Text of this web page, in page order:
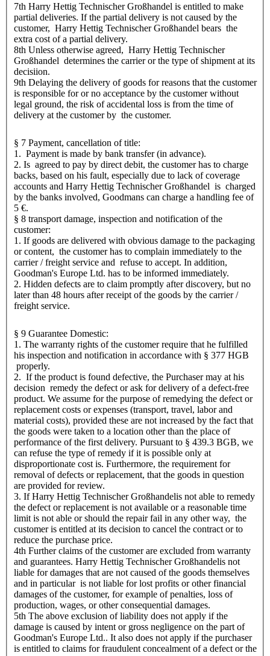
7th Harry Hettig Technischer Großhandel is entitled to make
partial deliveries. If the partial delivery is not caused by the
customer, Harry Hettig Technischer Großhandel bears the
extra cost of a partial delivery.
8th Unless otherwise agreed, Harry Hettig Technischer
Großhandel determines the carrier or the type of shipment at its
decisiion.
9th Delaying the delivery of goods for reasons that the customer
is responsible for or no acceptance by the customer without
legal ground, the risk of accidental loss is from the time of
delivery at the customer by the customer.
§ 7 Payment, cancellation of title:
1. Payment is made by bank transfer (in advance).
2. Is agreed to pay by direct debit, the customer has to charge
backs, based on his fault, especially due to lack of coverage
accounts and Harry Hettig Technischer Großhandel is charged
by the banks involved, Goodmans can charge a handling fee of
5 €.
§ 8 transport damage, inspection and notification of the
customer:
1. If goods are delivered with obvious damage to the packaging
or content, the customer has to complain immediately to the
carrier / freight service and refuse to accept. In addition,
Goodman's Europe Ltd. has to be informed immediately.
2. Hidden defects are to claim promptly after discovery, but no
later than 48 hours after receipt of the goods by the carrier /
freight service.
§ 9 Guarantee Domestic:
1. The warranty rights of the customer require that he fulfilled
his inspection and notification in accordance with § 377 HGB
properly.
2. If the product is found defective, the Purchaser may at his
decision remedy the defect or ask for delivery of a defect-free
product. We assume for the purpose of remedying the defect or
replacement costs or expenses (transport, travel, labor and
material costs), provided these are not increased by the fact that
the goods were taken to a location other than the place of
performance of the first delivery. Pursuant to § 439.3 BGB, we
can refuse the type of remedy if it is possible only at
disproportionate cost is. Furthermore, the requirement for
removal of defects or replacement, that the goods in question
are provided for review.
3. If Harry Hettig Technischer Großhandelis not able to remedy
the defect or replacement is not available or a reasonable time
limit is not able or should the repair fail in any other way, the
customer is entitled at its decision to cancel the contract or to
reduce the purchase price.
4th Further claims of the customer are excluded from warranty
and guarantees. Harry Hettig Technischer Großhandelis not
liable for damages that are not caused of the goods themselves
and in particular is not liable for lost profits or other financial
damages of the customer, for example of penalties, loss of
production, wages, or other consequential damages.
5th The above exclusion of liability does not apply if the
damage is caused by intent or gross negligence on the part of
Goodman's Europe Ltd.. It also does not apply if the purchaser
is entitled to claims for fraudulent concealment of a defect or the